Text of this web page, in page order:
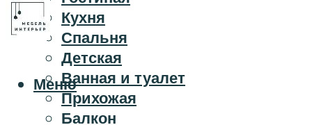
Кухня
Спальня
Детская
Ванная и туалет
Прихожая
Балкон
Меню